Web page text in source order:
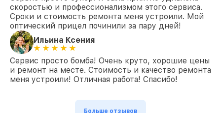
скоростью и профессионализмом этого сервиса.
Сроки и стоимость ремонта меня устроили. Мой
оптический прицел починили за пару дней!
Ильина Ксения
Сервис просто бомба! Очень круто, хорошие цены
и ремонт на месте. Стоимость и качество ремонта
меня устроили! Отличная работа! Спасибо!
Больше отзывов